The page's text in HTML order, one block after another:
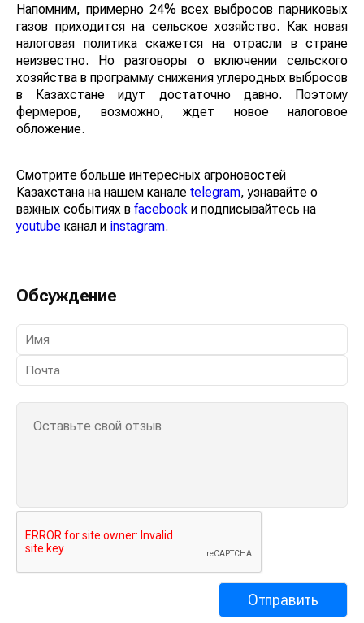
Напомним, примерно 24% всех выбросов парниковых
газов приходится на сельское хозяйство. Как новая
налоговая политика скажется на отрасли в стране
неизвестно. Но разговоры о включении сельского
хозяйства в программу снижения углеродных выбросов
в Казахстане идут достаточно давно. Поэтому
фермеров, возможно, ждет новое налоговое
обложение.
Смотрите больше интересных агроновостей
Казахстана на нашем канале telegram, узнавайте о
важных событиях в facebook и подписывайтесь на
youtube канал и instagram.
Обсуждение